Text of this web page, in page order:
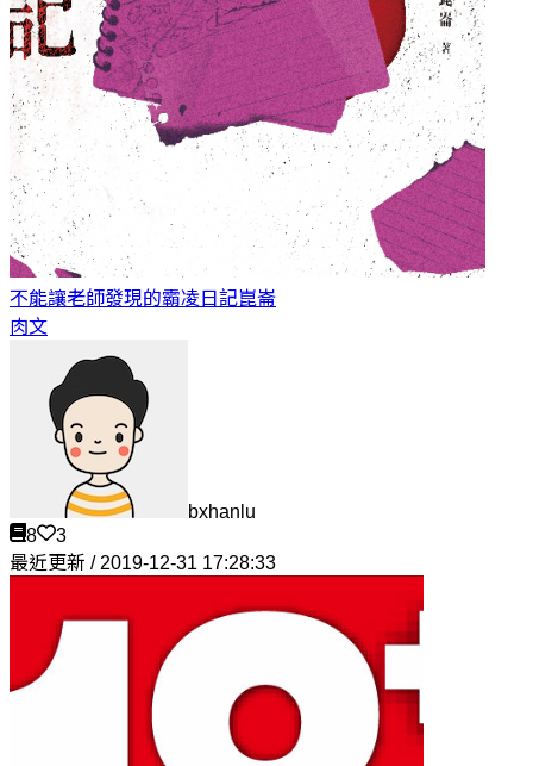
不能讓老師發現的霸凌日記崑崙
肉文
bxhanlu
8
3
最近更新 / 2019-12-31 17:28:33